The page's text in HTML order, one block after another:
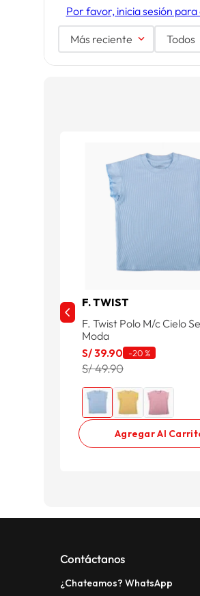
Por favor, inicia sesión
Más reciente Todos
F. TWIST
F. Twist Polo M/c Cielo
Moda
S/39.90 -20 %
S/ 49.90
Agregar Al
Contáctanos
¿Chateamos? WhatsApp